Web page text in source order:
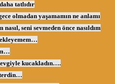
tatlıdır
olmadan yaşamamın ne anlamı
seni sevmeden önce nasıldım
kucakladın….